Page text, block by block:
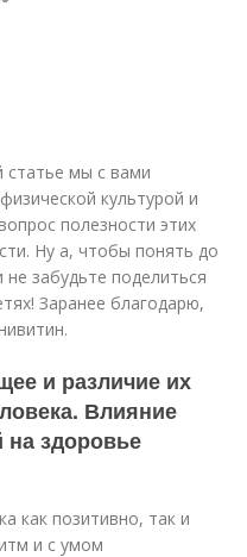
статье мы с вами
культурой и
полезности этих
Ну а, чтобы понять до
забудьте поделиться
Заранее благодарю,
и различие их
Влияние
здоровье
как позитивно, так и
и с умом